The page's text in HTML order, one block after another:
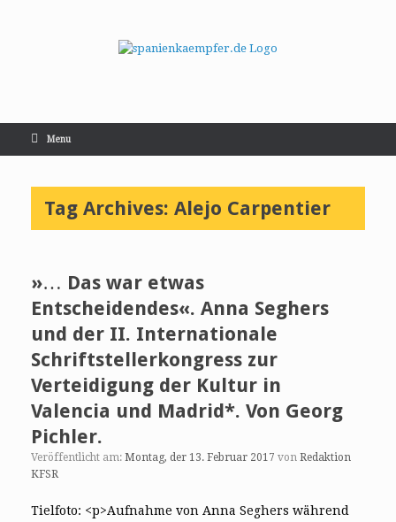
Menu
Tag Archives: Alejo Carpentier
»… Das war etwas
Entscheidendes«. Anna Seghers
und der II. Internationale
Schriftstellerkongress zur
Verteidigung der Kultur in
Valencia und Madrid*. Von Georg
Pichler.
Veröffentlicht am: Montag, der 13. Februar 2017 von Redaktion
KFSR
Tielfoto: <p>Aufnahme von Anna Seghers während